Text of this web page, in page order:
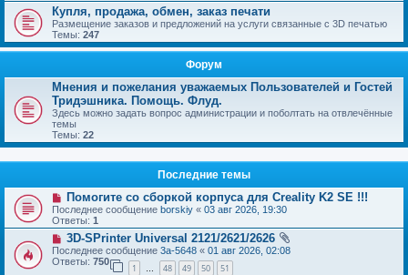
Купля, продажа, обмен, заказ печати
Размещение заказов и предложений на услуги связанные с 3D печатью
Темы: 247
Форум
Мнения и пожелания уважаемых Пользователей и Гостей
Тридэшника. Помощь. Флуд.
Здесь можно задать вопрос администрации и поболтать на отвлечённые
темы
Темы: 22
Последние темы
Помогите со сборкой корпуса для Creality K2 SE !!!
Последнее сообщение borskiy « 03 авг 2026, 19:30
Ответы: 1
3D-SPrinter Universal 2121/2621/2626
Последнее сообщение 3a-5648 « 01 авг 2026, 02:08
Ответы: 750
1 … 48 49 50 51